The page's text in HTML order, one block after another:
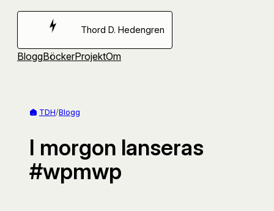
Hoppa
Thord D. Hedengren
BloggBöckerProjektOm
TDH/Blogg
I morgon lanseras
#wpmwp